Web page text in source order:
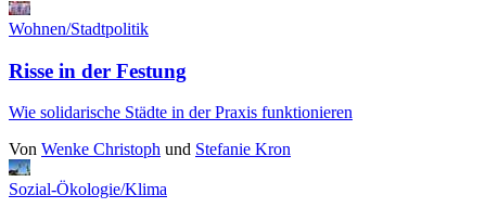
Wohnen/Stadtpolitik
Risse in der Festung
Wie solidarische Städte in der Praxis funktionieren
Von Wenke Christoph und Stefanie Kron
Sozial-Ökologie/Klima